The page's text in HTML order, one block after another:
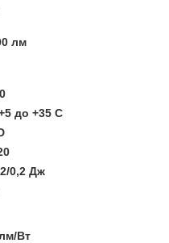
лм
до +35 C
0,2 Дж
Вт